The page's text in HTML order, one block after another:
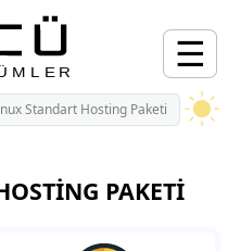
Standart Hosting Paketi
PAKETI